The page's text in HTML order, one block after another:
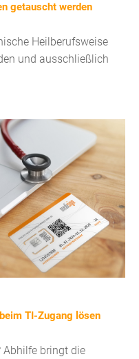
getauscht werden
Heilberufsweise
und ausschließlich
TI-Zugang lösen
Abhilfe bringt die